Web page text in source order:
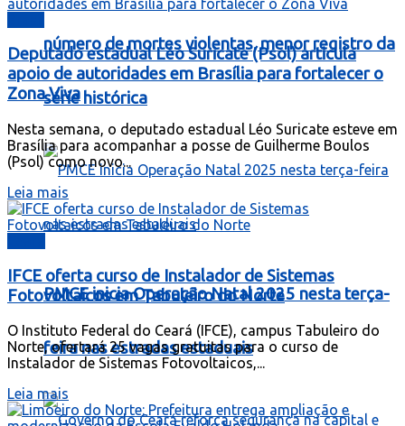
número de mortes violentas, menor registro da
série histórica
PMCE inicia Operação Natal 2025 nesta terça-
feira nas estradas estaduais
Deputado estadual Léo Suricate (Psol) articula
apoio de autoridades em Brasília para fortalecer o
Zona Viva
Nesta semana, o deputado estadual Léo Suricate esteve em
Brasília para acompanhar a posse de Guilherme Boulos
(Psol) como novo...
Leia mais
IFCE oferta curso de Instalador de Sistemas
Fotovoltaicos em Tabuleiro do Norte
O Instituto Federal do Ceará (IFCE), campus Tabuleiro do
Norte, ofertará 25 vagas gratuitas para o curso de
Instalador de Sistemas Fotovoltaicos,...
Leia mais